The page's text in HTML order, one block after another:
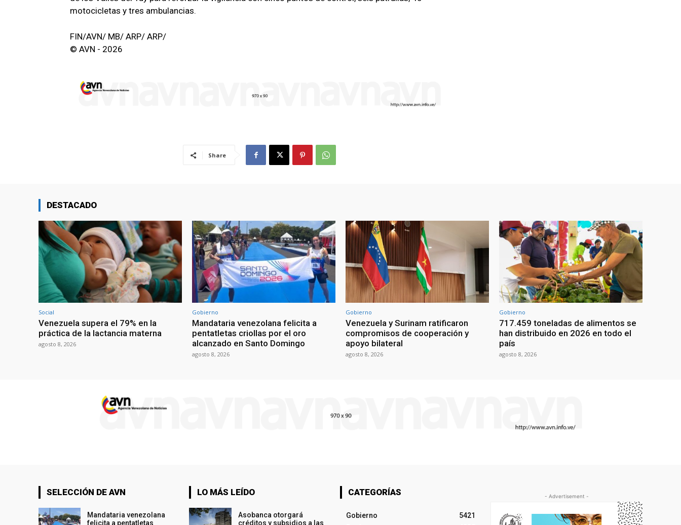
motocicletas y tres ambulancias.
FIN/AVN/ MB/ ARP/ ARP/
© AVN - 2026
Share
DESTACADO
Social
Venezuela supera el 79% en la
práctica de la lactancia materna
agosto 8, 2026
Gobierno
Mandataria venezolana felicita a
pentatletas criollas por el oro
alcanzado en Santo Domingo
agosto 8, 2026
Gobierno
Venezuela y Surinam ratificaron
compromisos de cooperación y
apoyo bilateral
agosto 8, 2026
Gobierno
717.459 toneladas de alimentos se
han distribuido en 2026 en todo el
país
agosto 8, 2026
SELECCIÓN DE AVN
Mandataria venezolana
felicita a pentatletas
LO MÁS LEÍDO
Asobanca otorgará
créditos y subsidios a las
CATEGORÍAS
Gobierno
5421
- Advertisement -